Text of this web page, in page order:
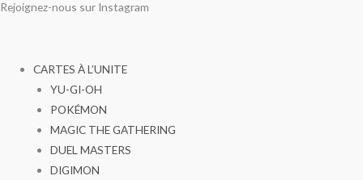
Aller
Rejoignez-nous sur Instagram
CARTES À L’UNITE
YU-GI-OH
POKÉMON
MAGIC THE GATHERING
DUEL MASTERS
DIGIMON
quantité
quantité